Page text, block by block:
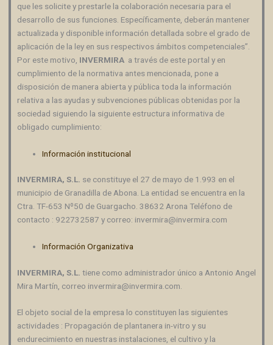
que les solicite y prestarle la colaboración necesaria para el
desarrollo de sus funciones. Específicamente, deberán mantener
actualizada y disponible información detallada sobre el grado de
aplicación de la ley en sus respectivos ámbitos competenciales”.
Por este motivo, INVERMIRA a través de este portal y en
cumplimiento de la normativa antes mencionada, pone a
disposición de manera abierta y pública toda la información
relativa a las ayudas y subvenciones públicas obtenidas por la
sociedad siguiendo la siguiente estructura informativa de
obligado cumplimiento:
Información institucional
INVERMIRA, S.L. se constituye el 27 de mayo de 1.993 en el
municipio de Granadilla de Abona. La entidad se encuentra en la
Ctra. TF-653 Nº50 de Guargacho. 38632 Arona Teléfono de
contacto : 922732587 y correo: invermira@invermira.com
Información Organizativa
INVERMIRA, S.L. tiene como administrador único a Antonio Angel
Mira Martín, correo invermira@invermira.com.
El objeto social de la empresa lo constituyen las siguientes
actividades : Propagación de plantanera in-vitro y su
endurecimiento en nuestras instalaciones, el cultivo y la